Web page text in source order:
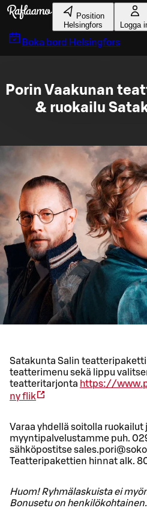
Gå till huvudinnehållet
Position
Helsingfors
Logga
Boka bord Helsingfors
Porin Vaakunan
& ruokailu
Satakunta Salin
teatterimenu sekä lippu
teatteritarjonta https://
ny flik
Varaa yhdellä soitolla
myyntipalvelustamme puh.
sähköpostitse
Teatteripakettien hinnat alk.
Huom! Ryhmälaskuista ei
Bonusetu on henkilökohtainen.